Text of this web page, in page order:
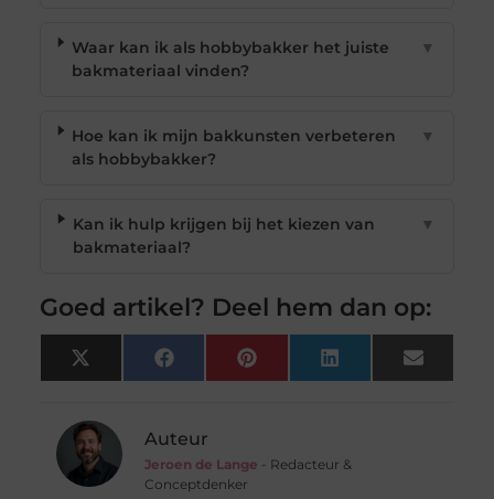
Waar kan ik als hobbybakker het juiste
bakmateriaal vinden?
▼
Hoe kan ik mijn bakkunsten verbeteren
als hobbybakker?
▼
Kan ik hulp krijgen bij het kiezen van
bakmateriaal?
▼
Goed artikel? Deel hem dan op:
X
(Twitter)
FacebookPinterest LinkedIn Email
Auteur
Jeroen de Lange - Redacteur &
Conceptdenker